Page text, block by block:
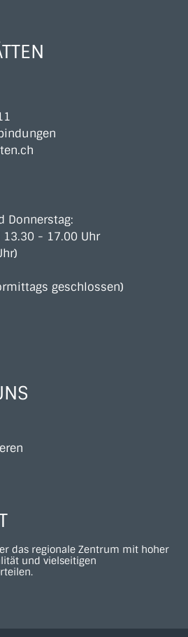
Donnerstag:
- 17.00 Uhr
geschlossen)
das regionale Zentrum mit hoher
und vielseitigen